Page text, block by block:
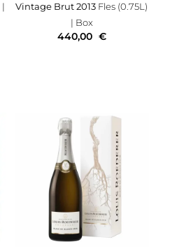
|
Vintage Brut 2013 Fles (0.75L)
| Box
440,00 €